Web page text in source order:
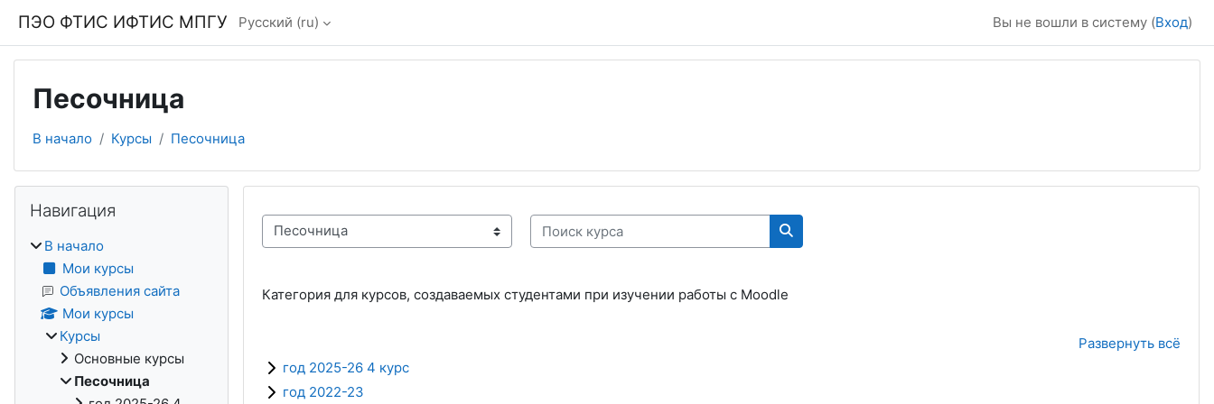
ПЭО ФТИС ИФТИС МПГУ Русский ‎(ru)‎ Вы не вошли в систему (Вход)
Песочница
В начало Курсы Песочница
Категории курсов
Поиск курса
Поиск курса
Категория для курсов, создаваемых студентами при изучении работы с Moodle
Развернуть всё
год 2025-26 4 курс
год 2022-23
Блоки
Навигация
В начало
Мои курсы
Объявления сайта
Мои курсы
Курсы
Основные курсы
Песочница